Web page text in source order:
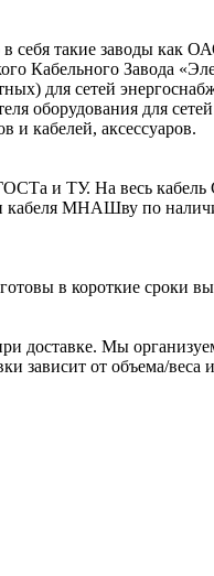
такие заводы как
Кабельного Завода
для сетей
для сетей
и кабелей, аксессуаров.
и ТУ. На весь
кабеля МНАШву по
в короткие сроки
доставке. Мы
зависит от объема/веса